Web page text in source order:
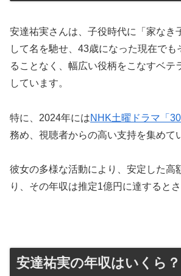
安達祐実さんは、子役時代に「家なき
して名を馳せ、43歳になった現在でも
ることなく、幅広い役柄をこなすベテ
しています。
特に、2024年にはNHK土曜ドラマ「
務め、視聴者からの高い支持を集めて
彼女の多様な活動により、安定した高
り、その年収は推定1億円に達するとさ
安達祐実の年収はいくら？